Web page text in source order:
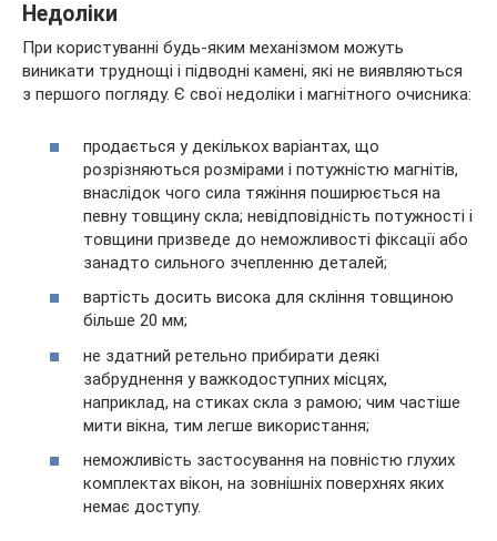
Недоліки
При користуванні будь-яким механізмом можуть
виникати труднощі і підводні камені, які не виявляються
з першого погляду. Є свої недоліки і магнітного очисника:
продається у декількох варіантах, що
розрізняються розмірами і потужністю магнітів,
внаслідок чого сила тяжіння поширюється на
певну товщину скла; невідповідність потужності і
товщини призведе до неможливості фіксації або
занадто сильного зчепленню деталей;
вартість досить висока для скління товщиною
більше 20 мм;
не здатний ретельно прибирати деякі
забруднення у важкодоступних місцях,
наприклад, на стиках скла з рамою; чим частіше
мити вікна, тим легше використання;
неможливість застосування на повністю глухих
комплектах вікон, на зовнішніх поверхнях яких
немає доступу.